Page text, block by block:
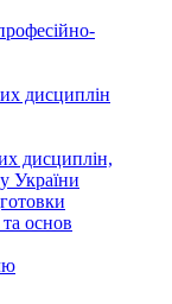
дисциплін
дисциплін,
України
основ